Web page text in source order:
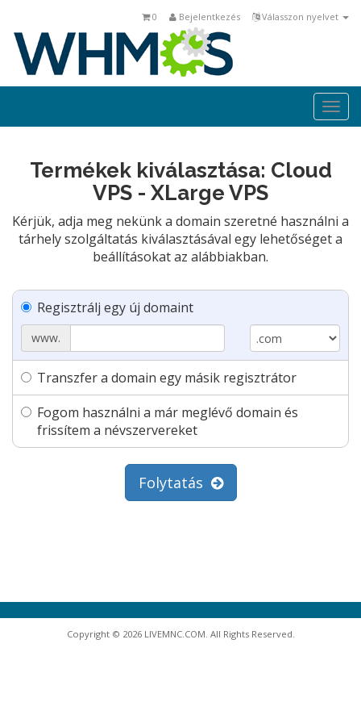
Válasszon nyelvet
Bejelentkezés
0
Termékek kiválasztása: Cloud
VPS - XLarge VPS
Kérjük, adja meg nekünk a domain szeretné használni a
tárhely szolgáltatás kiválasztásával egy lehetőséget a
beállításokat az alábbiakban.
Regisztrálj egy új domaint
www.
Transzfer a domain egy másik regisztrátor
Fogom használni a már meglévő domain és
frissítem a névszervereket
Folytatás
Copyright © 2026 LIVEMNC.COM. All Rights Reserved.